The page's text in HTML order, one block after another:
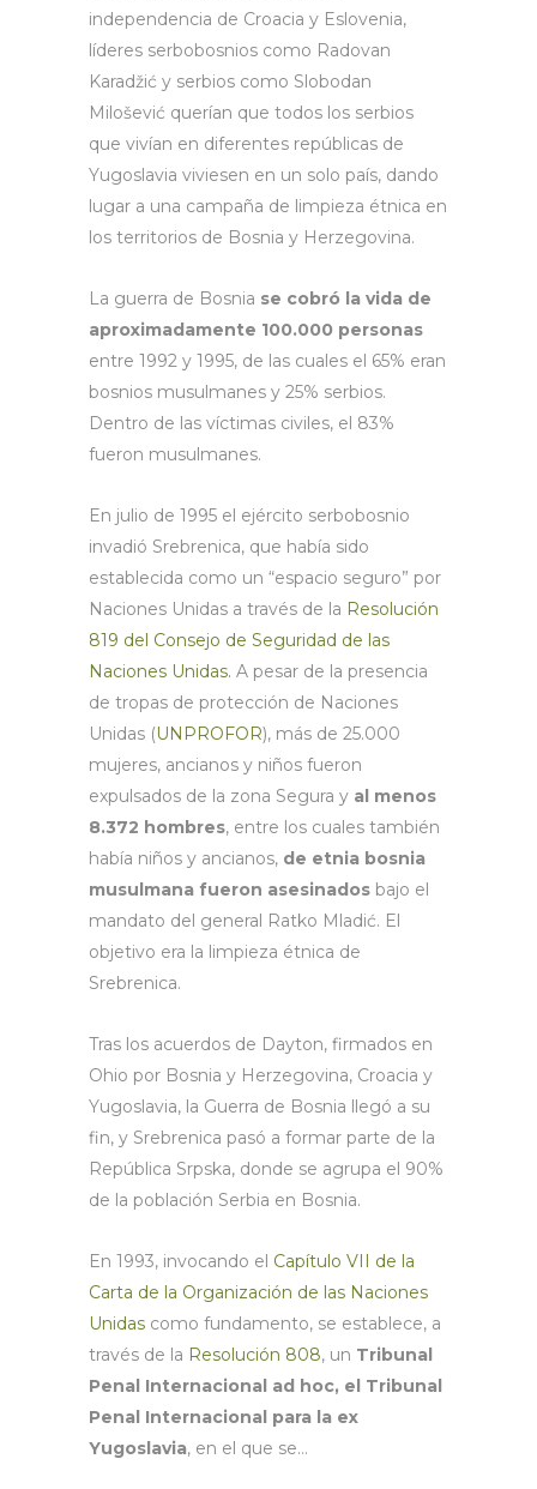
independencia de Croacia y Eslovenia,
líderes serbobosnios como Radovan
Karadžić y serbios como Slobodan
Milošević querían que todos los serbios
que vivían en diferentes repúblicas de
Yugoslavia viviesen en un solo país, dando
lugar a una campaña de limpieza étnica en
los territorios de Bosnia y Herzegovina.
La guerra de Bosnia se cobró la vida de
aproximadamente 100.000 personas
entre 1992 y 1995, de las cuales el 65% eran
bosnios musulmanes y 25% serbios.
Dentro de las víctimas civiles, el 83%
fueron musulmanes.
En julio de 1995 el ejército serbobosnio
invadió Srebrenica, que había sido
establecida como un “espacio seguro” por
Naciones Unidas a través de la Resolución
819 del Consejo de Seguridad de las
Naciones Unidas. A pesar de la presencia
de tropas de protección de Naciones
Unidas (UNPROFOR), más de 25.000
mujeres, ancianos y niños fueron
expulsados de la zona Segura y al menos
8.372 hombres, entre los cuales también
había niños y ancianos, de etnia bosnia
musulmana fueron asesinados bajo el
mandato del general Ratko Mladić. El
objetivo era la limpieza étnica de
Srebrenica.
Tras los acuerdos de Dayton, firmados en
Ohio por Bosnia y Herzegovina, Croacia y
Yugoslavia, la Guerra de Bosnia llegó a su
fin, y Srebrenica pasó a formar parte de la
República Srpska, donde se agrupa el 90%
de la población Serbia en Bosnia.
En 1993, invocando el Capítulo VII de la
Carta de la Organización de las Naciones
Unidas como fundamento, se establece, a
través de la Resolución 808, un Tribunal
Penal Internacional ad hoc, el Tribunal
Penal Internacional para la ex
Yugoslavia, en el que se…